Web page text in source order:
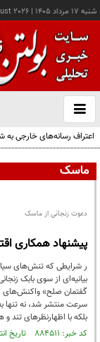
شنبه ۱۷ مرداد ۱۴۰۵ |
2026
باز
و
اعتراف رسانه‌های خارجی
ماسک
دعوت زنجانی از ماسک
پیشنهاد همکاری
ر شرایطی که تنش‌های
بیانیه‌ای از سوی بابک
گفتمان صلح» واکنش‌های
سرعت منتشر شد، نه تنها
بلکه با اظهارنظرهای تند
کد خبر: ۸۸۴۵۱۱ تاریخ انتشار : ۱۴۰۵/۰۱/۱۲